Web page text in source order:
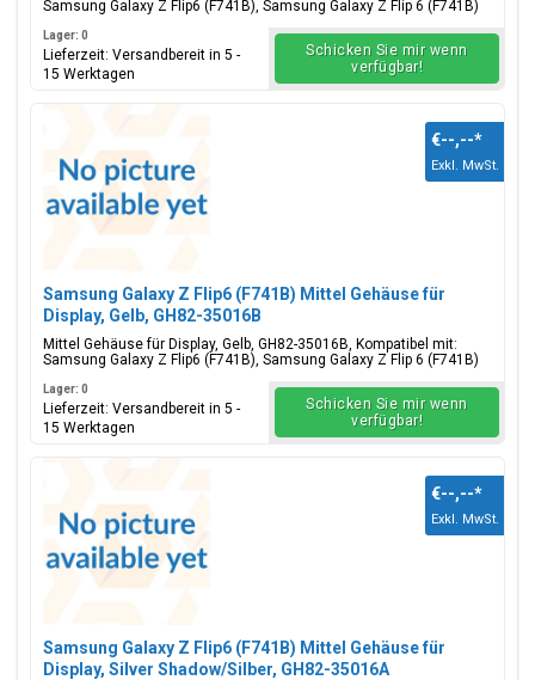
Samsung Galaxy Z Flip6 (F741B), Samsung Galaxy Z Flip 6 (F741B)
Lager: 0
Lieferzeit: Versandbereit in 5 -
15 Werktagen
Schicken Sie mir wenn
verfügbar!
Samsung Galaxy Z Flip6 (F741B) Mittel Gehäuse für
Display, Gelb, GH82-35016B
Mittel Gehäuse für Display, Gelb, GH82-35016B, Kompatibel mit:
Samsung Galaxy Z Flip6 (F741B), Samsung Galaxy Z Flip 6 (F741B)
€--,--*
Exkl. MwSt.
Lager: 0
Lieferzeit: Versandbereit in 5 -
15 Werktagen
Schicken Sie mir wenn
verfügbar!
Samsung Galaxy Z Flip6 (F741B) Mittel Gehäuse für
Display, Silver Shadow/Silber, GH82-35016A
€--,--*
Exkl. MwSt.